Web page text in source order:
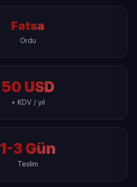
Fatsa
Ordu
50 USD
+ KDV / yıl
1-3 Gün
Teslim